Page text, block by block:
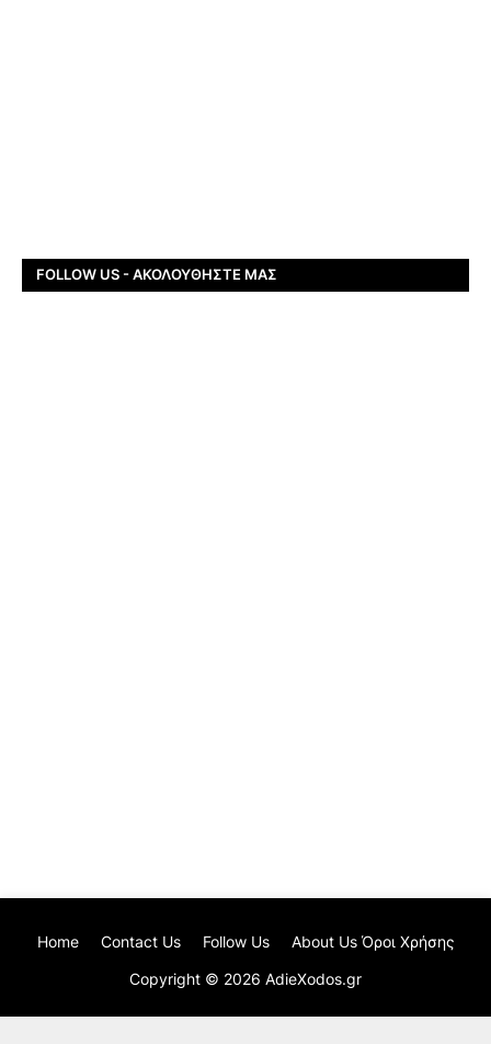
FOLLOW US - ΑΚΟΛΟΥΘΉΣΤΕ ΜΑΣ
Copyright © 2026 AdieXodos.gr
Home Contact Us Follow Us About Us Όροι Χρήσης